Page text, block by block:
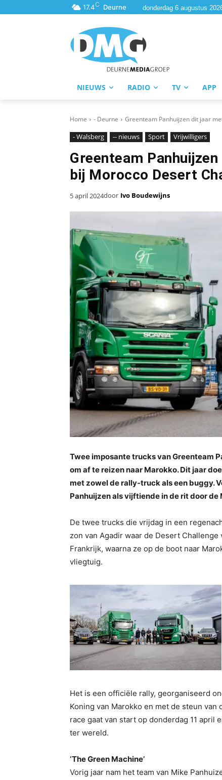
17.4C Deurne donderdag 6 augustus
NIEUWS RADIO TV APP
Home - Deurne Greenteam Panhuijzen dit jaar
- Walsberg -- nieuws Sport Vrijwilligers
Greenteam
bij Morocco Desert
5 april 2024door Ivo Boudewijns
Twee imposante trucks van Greenteam
om af te reizen naar Marokko. Dit jaar
met zowel de rally-truck als een buggy.
Panhuijzen als vijftiende in de rit door
De twee trucks die vrijdag in een
zon van Agadir waar de Desert
Frankrijk, waarna ze op de boot naar
vliegtuig.
Het is een officiële rally, georganiseerd
Koning van Marokko en met de steun
race gaat van start op donderdag 11
ter wereld.
‘The Green Machine’
Vorig jaar nam het team van Mike